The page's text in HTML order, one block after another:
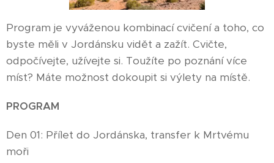
Program je vyváženou kombinací cvičení a toho, co
byste měli v Jordánsku vidět a zažít. Cvičte,
odpočívejte, užívejte si. Toužíte po poznání více
míst? Máte možnost dokoupit si výlety na místě.
PROGRAM
Den 01: Přílet do Jordánska, transfer k Mrtvému
moři